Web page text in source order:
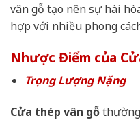
vân gỗ tạo nên sự hài
hợp với nhiều phong
Nhược Điểm của
Trọng Lượng Nặng
Cửa thép vân gỗ